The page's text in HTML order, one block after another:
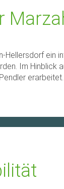
Hellersdorf ein
Im Hinblick
erarbeitet.